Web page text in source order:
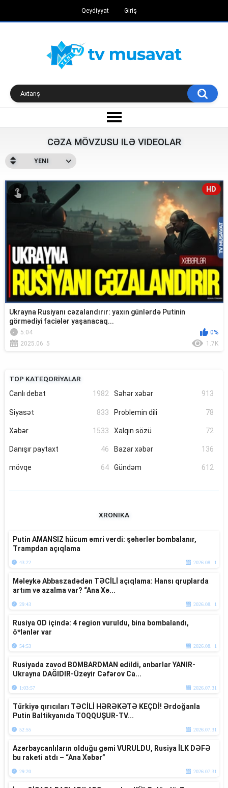
Qeydiyyat Giriş
TOP KATEQORİYALAR
Canlı debat
1982 Səhər xəbər 913
Siyasət 833 Problemin dili 78
Xəbər 1533 Xalqın sözü 72
Danışır paytaxt 46 Bazar xəbər 136
mövqe 64 Gündəm 612
XRONIKA
Putin AMANSIZ hücum əmri verdi: şəhərlər bombalanır,
Trampdan açıqlama
43:22 2026.08. 1
Məleykə Abbaszadədən TƏCİLİ açıqlama: Hansı qruplarda
artım və azalma var? “Ana Xə...
29:43 2026.08. 1
Rusiya OD içində: 4 region vuruldu, bina bombalandı,
ö*lənlər var
54:53 2026.08. 1
Rusiyada zavod BOMBARDMAN edildi, anbarlar YANIR-
Ukrayna DAĞIDIR-Üzeyir Cəfərov Ca...
1:03:57 2026.07.31
Türkiyə qırıcıları TƏCİLİ HƏRƏKƏTƏ KEÇDİ! Ərdoğanla
Putin Baltikyanıda TOQQUŞUR-TV...
52:55 2026.07.31
Azərbaycanlıların olduğu gəmi VURULDU, Rusiya İLK DƏFƏ
bu raketi atdı – “Ana Xəbər”
29:20 2026.07.31
CƏZA MÖVZUSU ILƏ VIDEOLAR
YENI
HD
Ukrayna Rusiyanı cəzalandırır: yaxın günlərdə Putinin
görmədiyi faciələr yaşanacaq...
5:04
0%
2025.06. 5
1.7K